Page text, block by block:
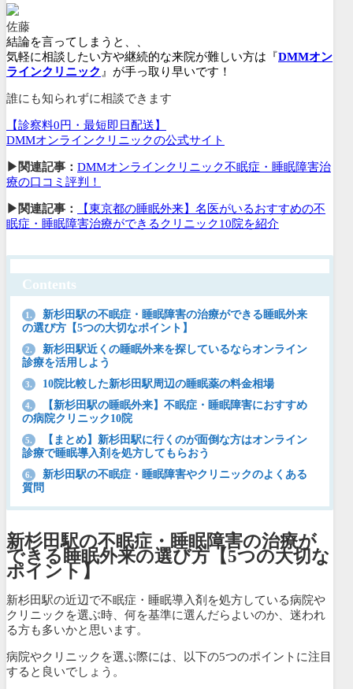
佐藤
結論を言ってしまうと、、
気軽に相談したい方や継続的な来院が難しい方は『DMMオン
ラインクリニック 』が手っ取り早いです！
誰にも知られずに相談できます
【診察料0円・最短即日配送】
DMMオンラインクリニックの公式サイト
▶関連記事： DMMオンラインクリニック不眠症・睡眠障害治
療の口コミ評判！
▶関連記事：
【東京都の睡眠外来】名医がいるおすすめの不
眠症・睡眠障害治療ができるクリニック10院を紹介
Contents
1.
新杉田駅の不眠症・睡眠障害の治療ができる睡眠外来
の選び方【5つの大切なポイント】
2.
新杉田駅近くの睡眠外来を探しているならオンライン
診療を活用しよう
3. 10院比較した新杉田駅周辺の睡眠薬の料金相場
4.
【新杉田駅の睡眠外来】不眠症・睡眠障害におすすめ
の病院クリニック10院
5.
【まとめ】新杉田駅に行くのが面倒な方はオンライン
診療で睡眠導入剤を処方してもらおう
6.
新杉田駅の不眠症・睡眠障害やクリニックのよくある
質問
新杉田駅の不眠症・睡眠障害の治療が
できる睡眠外来の選び方【5つの大切な
ポイント】
新杉田駅の近辺で不眠症・睡眠導入剤を処方している病院や
クリニックを選ぶ時、何を基準に選んだらよいのか、迷われ
る方も多いかと思います。
病院やクリニックを選ぶ際には、以下の5つのポイントに注目
すると良いでしょう。